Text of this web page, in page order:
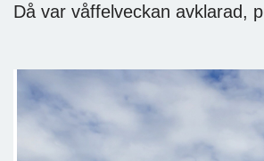
Då var våffelveckan avklarad,